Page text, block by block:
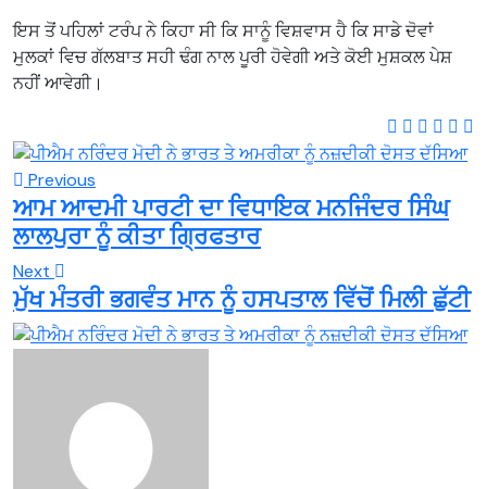
ਇਸ ਤੋਂ ਪਹਿਲਾਂ ਟਰੰਪ ਨੇ ਕਿਹਾ ਸੀ ਕਿ ਸਾਨੂੰ ਵਿਸ਼ਵਾਸ ਹੈ ਕਿ ਸਾਡੇ ਦੋਵਾਂ
ਮੁਲਕਾਂ ਵਿਚ ਗੱਲਬਾਤ ਸਹੀ ਢੰਗ ਨਾਲ ਪੂਰੀ ਹੋਵੇਗੀ ਅਤੇ ਕੋਈ ਮੁਸ਼ਕਲ ਪੇਸ਼
ਨਹੀਂ ਆਵੇਗੀ।
Previous
ਆਮ ਆਦਮੀ ਪਾਰਟੀ ਦਾ ਵਿਧਾਇਕ ਮਨਜਿੰਦਰ ਸਿੰਘ
ਲਾਲਪੁਰਾ ਨੂੰ ਕੀਤਾ ਗ੍ਰਿਫਤਾਰ
Next
ਮੁੱਖ ਮੰਤਰੀ ਭਗਵੰਤ ਮਾਨ ਨੂੰ ਹਸਪਤਾਲ ਵਿੱਚੋਂ ਮਿਲੀ ਛੁੱਟੀ